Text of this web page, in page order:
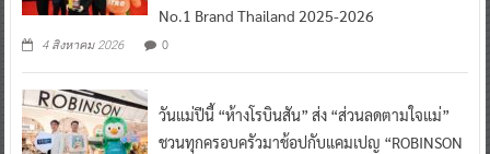
No.1 Brand Thailand 2025-2026
4 สิงหาคม 2026 0
วันแม่ปีนี้ “ห้างโรบินสัน” ส่ง “ส่วนลดตามใจแม่”
ชวนทุกครอบครัวมาช้อปกับแคมเปญ “ROBINSON